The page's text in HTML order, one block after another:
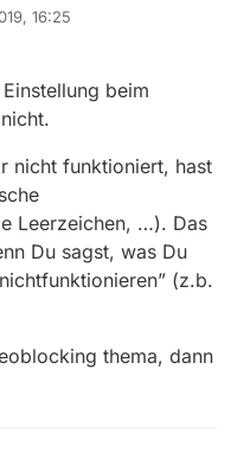
anschauen. Es geht um
aber bei mir klappt
iMac falls das eine
momentan wieder
16:25
beim
nicht funktioniert, hast
Leerzeichen, …). Das
Du sagst, was Du
(z.b.
thema, dann